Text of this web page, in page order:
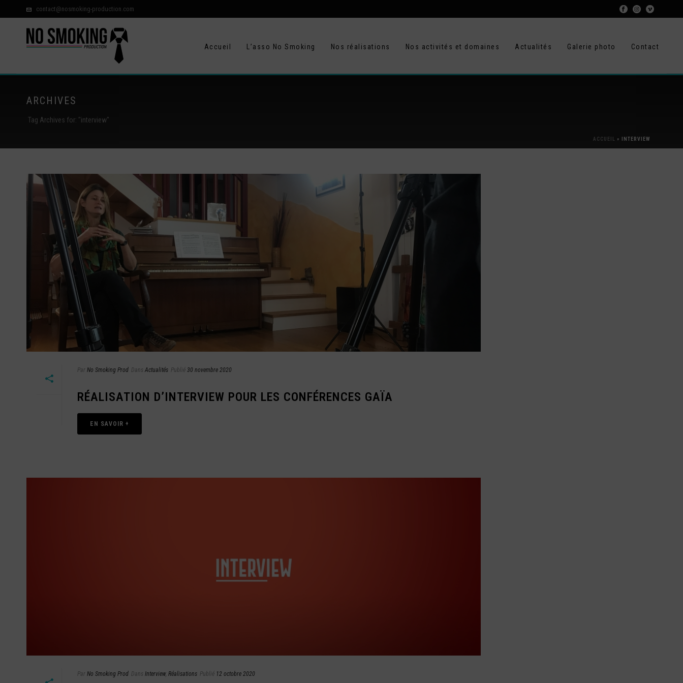
contact@nosmoking-production.com
Accueil L’asso No Smoking Nos réalisations Nos activités et domaines Actualités Galerie photo Contact
ARCHIVES
Tag Archives for: "interview"
ACCUEIL » INTERVIEW
Par No Smoking Prod Dans Actualités Publié 30 novembre 2020
RÉALISATION D’INTERVIEW POUR LES CONFÉRENCES GAÏA
EN SAVOIR +
Par No Smoking Prod Dans Interview, Réalisations Publié 12 octobre 2020